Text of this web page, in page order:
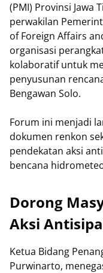
(PMI) Provinsi Jawa
perwakilan
of Foreign Affairs
organisasi
kolaboratif untuk
penyusunan
Bengawan Solo.
Forum ini menjadi
dokumen renkon
pendekatan aksi
bencana
Dorong
Aksi
Ketua Bidang
Purwinarto,